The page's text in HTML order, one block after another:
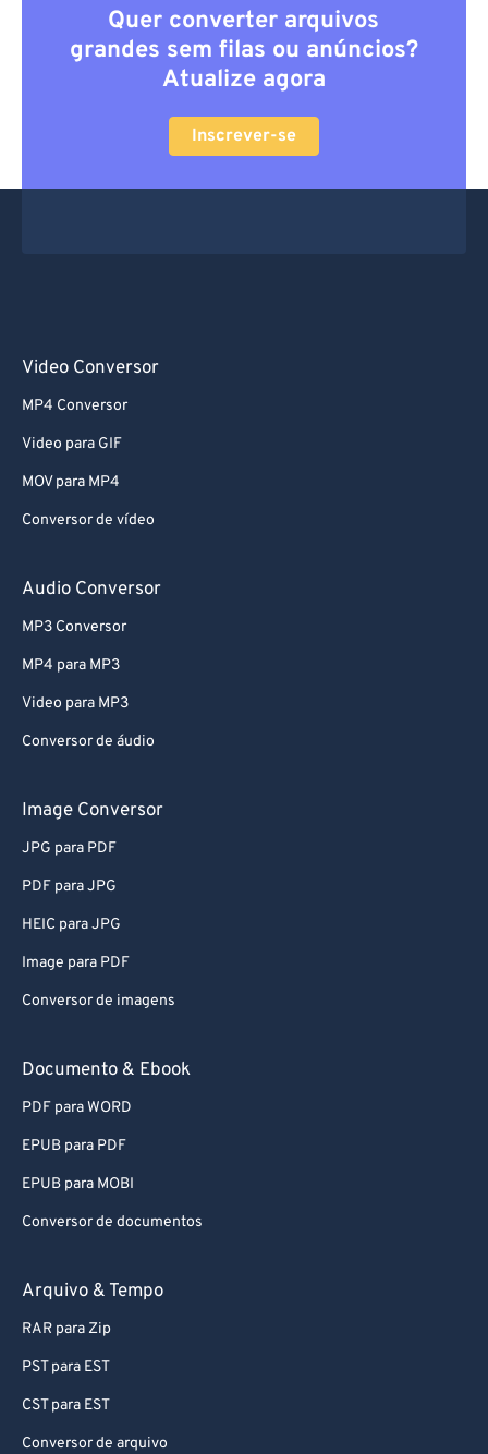
Quer converter arquivos
grandes sem filas ou anúncios?
Atualize agora
Inscrever-se
Video Conversor
MP4 Conversor
Video para GIF
MOV para MP4
Conversor de vídeo
Audio Conversor
MP3 Conversor
MP4 para MP3
Video para MP3
Conversor de áudio
Image Conversor
JPG para PDF
PDF para JPG
HEIC para JPG
Image para PDF
Conversor de imagens
Documento & Ebook
PDF para WORD
EPUB para PDF
EPUB para MOBI
Conversor de documentos
Arquivo & Tempo
RAR para Zip
PST para EST
CST para EST
Conversor de arquivo